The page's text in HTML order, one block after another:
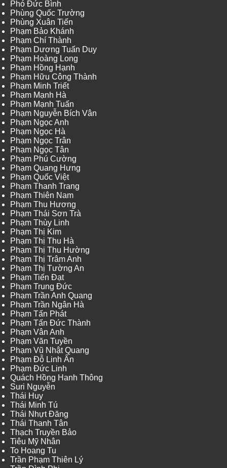
Phó Đức Bình
Phùng Quốc Trường
Phùng Xuân Tiến
Phạm Bảo Khánh
Phạm Chí Thành
Phạm Dương Tuấn Duy
Phạm Hoàng Long
Phạm Hồng Hạnh
Phạm Hữu Công Thành
Phạm Minh Triết
Phạm Mạnh Hà
Phạm Mạnh Tuấn
Phạm Nguyễn Bích Vân
Phạm Ngọc Anh
Phạm Ngọc Hà
Phạm Ngọc Trân
Phạm Ngọc Tân
Phạm Phú Cường
Phạm Quang Hưng
Phạm Quốc Việt
Phạm Thanh Trang
Phạm Thiên Nam
Phạm Thu Hương
Phạm Thái Sơn Trà
Phạm Thùy Linh
Phạm Thị Kim
Phạm Thị Thu Hà
Phạm Thị Thu Hường
Phạm Thị Trâm Anh
Phạm Thị Tường An
Phạm Tiến Đạt
Phạm Trung Đức
Phạm Trần Anh Quang
Phạm Trần Ngân Hà
Phạm Tấn Phát
Phạm Tấn Đức Thành
Phạm Vân Anh
Phạm Văn Tuyền
Phạm Vũ Nhật Quang
Phạm Đỗ Linh Ấn
Phạm Đức Linh
Quách Hồng Hanh Thông
Suri Nguyễn
Thái Huy
Thái Minh Tú
Thái Nhựt Đăng
Thái Thanh Tân
Thạch Truyền Bảo
Tiêu Mỹ Nhân
To Hoang Tu
Trần Phạm Thiên Lý